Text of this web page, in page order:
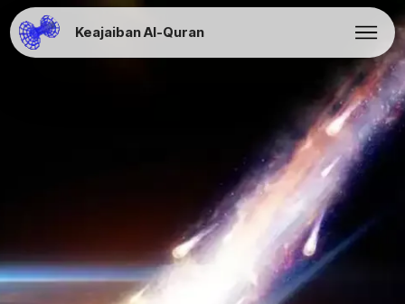
Keajaiban Al-Quran